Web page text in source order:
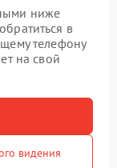
ниже
в
телефону
на свой
видения